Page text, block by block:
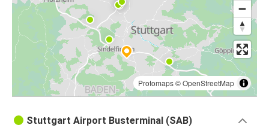
Protomaps©OpenStreetMap
Stuttgart Airport Busterminal (SAB)